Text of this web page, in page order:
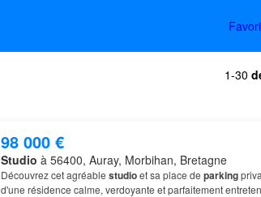
1-30
98 000 €
Studio à 56400, Auray, Morbihan, Bretagne
Découvrez cet agréable studioet sa place de parking
d'une résidence calme, verdoyante et parfaitement